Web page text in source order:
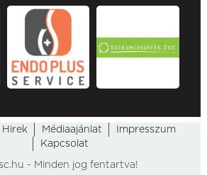
Hirek Médiaajánlat
Impresszum
Kapcsolat
- Minden jog fentartva!